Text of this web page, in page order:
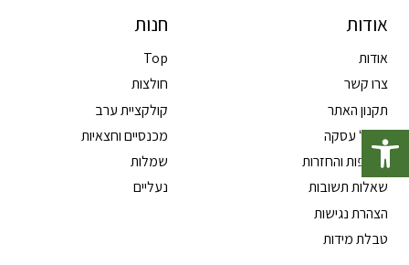
פתח סרגל נגישות
אודות
אודות
צרו קשר
תקנון האתר
ביטול עסקה
החלפות והחזרות
שאלות תשובות
הצהרת נגישות
טבלת מידות
חנות
Top
חולצות
קולקציית ערב
מכנסיים וחצאיות
שמלות
נעליים